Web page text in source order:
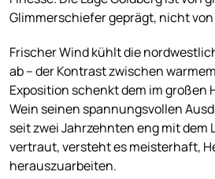
Glimmerschiefer geprägt, nicht
Frischer Wind kühlt die
ab – der Kontrast zwischen
Exposition schenkt dem im großen
Wein seinen spannungsvollen
seit zwei Jahrzehnten eng mit dem
vertraut, versteht es meisterhaft,
herauszuarbeiten.